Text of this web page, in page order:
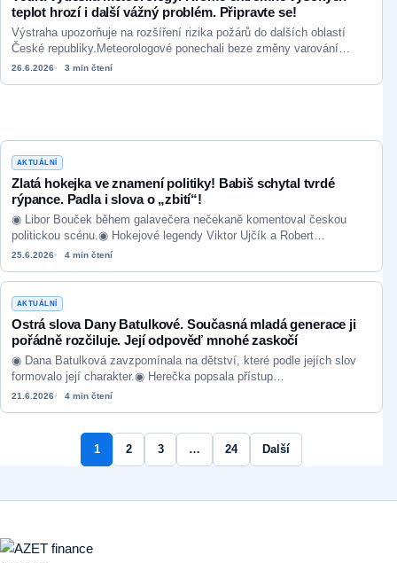
teplot hrozí i další vážný problém. Připravte se!
Výstraha upozorňuje na rozšíření rizika požárů do dalších oblastí
České republiky.Meteorologové ponechali beze změny varování
před…
26.6.2026 3 min čtení
AKTUÁLNÍ
Zlatá hokejka ve znamení politiky! Babiš schytal tvrdé
rýpance. Padla i slova o „zbití“!
◉ Libor Bouček během galavečera nečekaně komentoval českou
politickou scénu.◉ Hokejové legendy Viktor Ujčík a Robert…
25.6.2026 4 min čtení
AKTUÁLNÍ
Ostrá slova Dany Batulkové. Současná mladá generace ji
pořádně rozčiluje. Její odpověď mnohé zaskočí
◉ Dana Batulková zavzpomínala na dětství, které podle jejích slov
formovalo její charakter.◉ Herečka popsala přístup…
21.6.2026 4 min čtení
1 2 3 … 24 Další